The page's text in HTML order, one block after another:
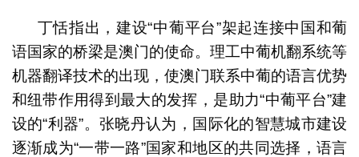
丁恬指出，建设“中葡平台”架起连接中国和葡
语国家的桥梁是澳门的使命。理工中葡机翻系统等
机器翻译技术的出现，使澳门联系中葡的语言优势
和纽带作用得到最大的发挥，是助力“中葡平台”建
设的“利器”。张晓丹认为，国际化的智慧城市建设
逐渐成为“一带一路”国家和地区的共同选择，语言